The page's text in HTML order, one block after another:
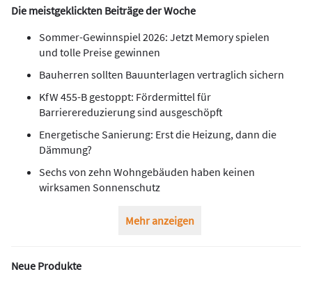
Die meistgeklickten Beiträge der Woche
Sommer-Gewinnspiel 2026: Jetzt Memory spielen
und tolle Preise gewinnen
Bauherren sollten Bauunterlagen vertraglich sichern
KfW 455-B gestoppt: Fördermittel für
Barrierereduzierung sind ausgeschöpft
Energetische Sanierung: Erst die Heizung, dann die
Dämmung?
Sechs von zehn Wohngebäuden haben keinen
wirksamen Sonnenschutz
Mehr anzeigen
Neue Produkte